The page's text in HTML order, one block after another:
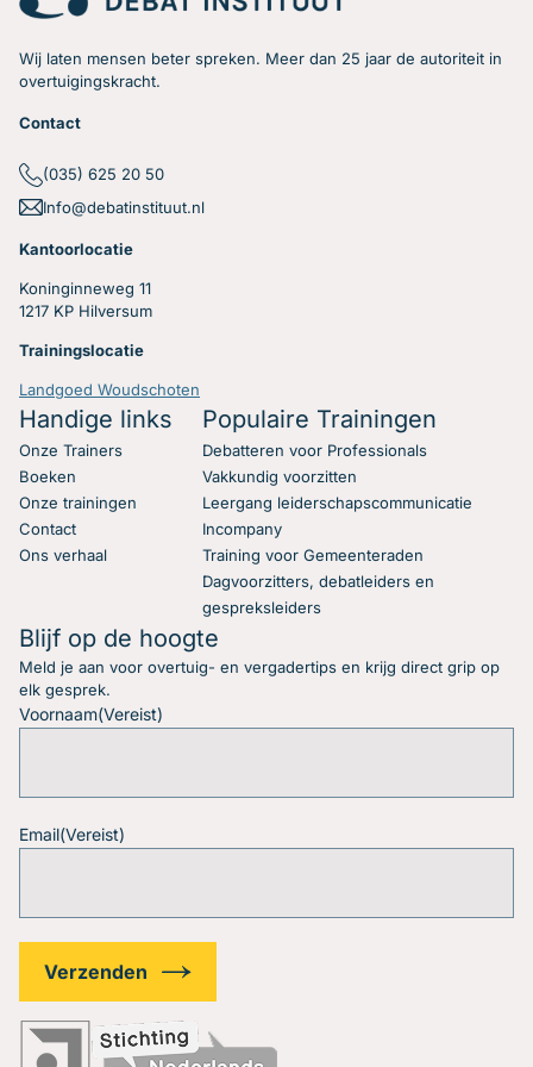
Hoe zorg je dat je
antwoord krijgt op jouw
vragen?
discussies dat de vragen die je stelt niet beantwoord
worden? Hier een paar concrete en simpele tips die jou
gaan helpen!
Lees verder
Wij laten mensen beter spreken. Meer dan 25 jaar de autoriteit in
overtuigingskracht.
Contact
(035) 625 20 50
Info@debatinstituut.nl
Kantoorlocatie
Koninginneweg 11
1217 KP Hilversum
Trainingslocatie
Landgoed Woudschoten
Handige links
Onze Trainers
Boeken
Onze trainingen
Contact
Ons verhaal
Populaire Trainingen
Debatteren voor Professionals
Vakkundig voorzitten
Leergang leiderschapscommunicatie
Incompany
Training voor Gemeenteraden
Dagvoorzitters, debatleiders en
gespreksleiders
Blijf op de hoogte
Meld je aan voor overtuig- en vergadertips en krijg direct grip op
elk gesprek.
Voornaam(Vereist)
Email(Vereist)